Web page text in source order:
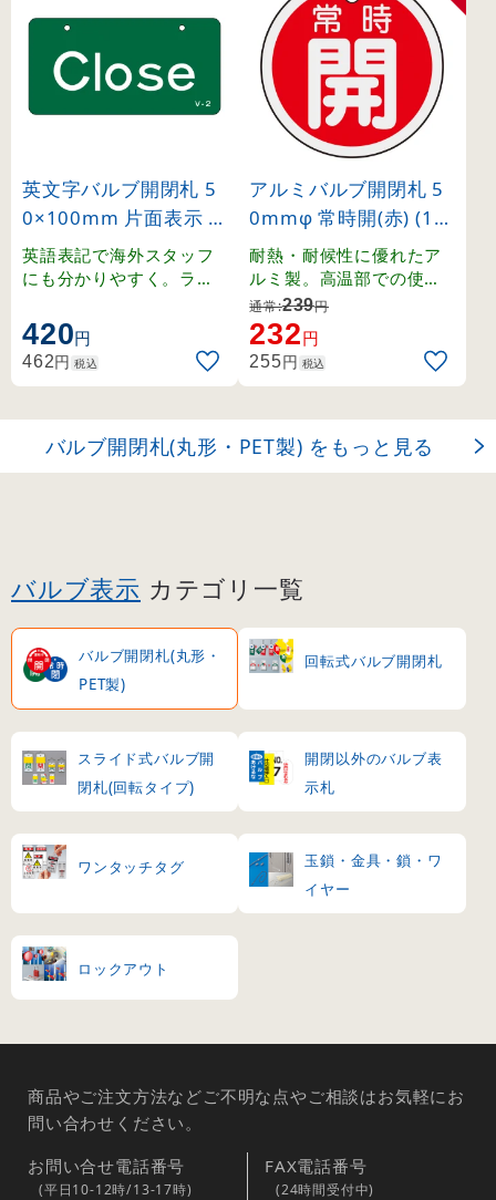
英文字バルブ開閉札 5
0×100mm 片面表示 Cl
ose(緑) (168002)
英語表記で海外スタッフ
にも分かりやすく。ラミ
。
420円
462円 税込
アルミバルブ開閉札 5
0mmφ 常時開(赤) (15
7031)
耐熱・耐候性に優れたア
ルミ製。高温部での使用
にも適したバルブ表示札
。
通常:239円
232円
255円 税込
バルブ開閉札(丸形・PET製) をもっと見る
バルブ表示 カテゴリ一覧
バルブ開閉札(丸形・
PET製)
回転式バルブ開閉札
スライド式バルブ開
閉札(回転タイプ)
開閉以外のバルブ表
示札
ワンタッチタグ
玉鎖・金具・鎖・ワ
イヤー
ロックアウト
商品やご注文方法などご不明な点やご相談はお気軽にお
問い合わせください。
お問い合せ電話番号
(平日10-12時/13-17時)
FAX電話番号
(24時間受付中)